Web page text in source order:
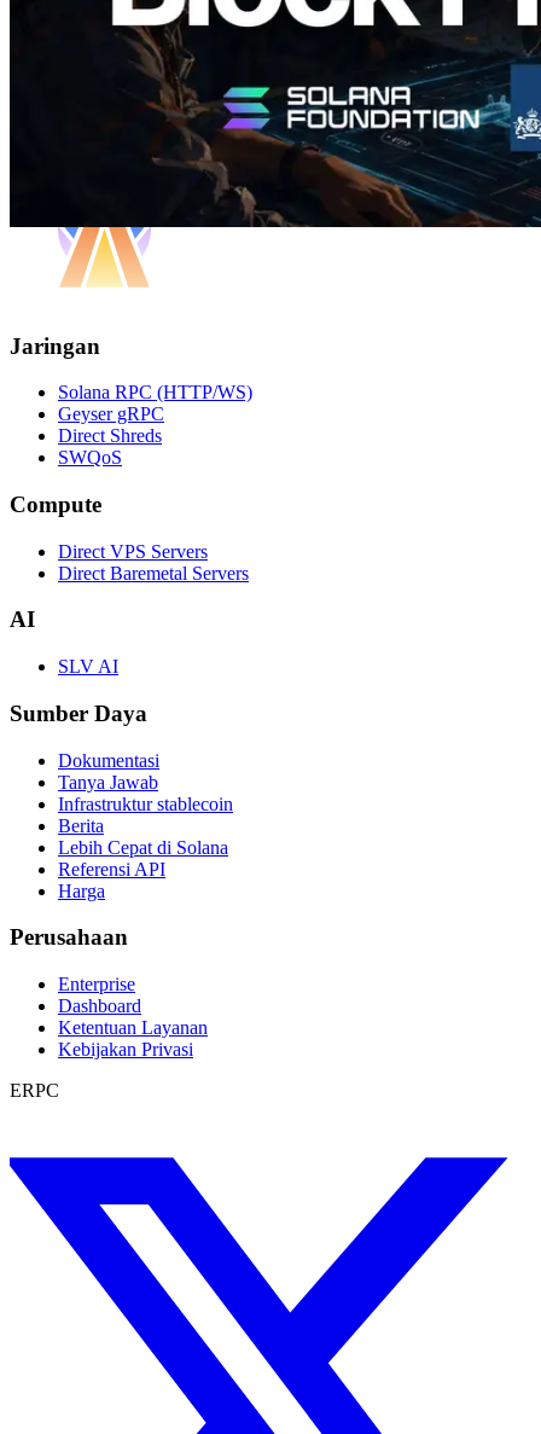
Jaringan
Solana RPC (HTTP/WS)
Geyser gRPC
Direct Shreds
SWQoS
Compute
Direct VPS Servers
Direct Baremetal Servers
AI
SLV AI
Sumber Daya
Dokumentasi
Tanya Jawab
Infrastruktur stablecoin
Berita
Lebih Cepat di Solana
Referensi API
Harga
Perusahaan
Enterprise
Dashboard
Ketentuan Layanan
Kebijakan Privasi
ERPC